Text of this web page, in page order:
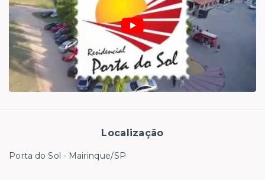
Localização
Porta do Sol - Mairinque/SP